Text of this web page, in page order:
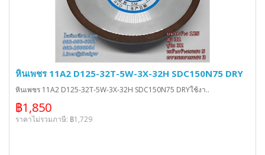
หินเพชร 11A2 D125-32T-5W-3X-32H SDC150N75 DRY
หินเพชร 11A2 D125-32T-5W-3X-32H SDC150N75 DRYใช้งา..
฿1,850
ราคาไม่รวมภาษี: ฿1,729